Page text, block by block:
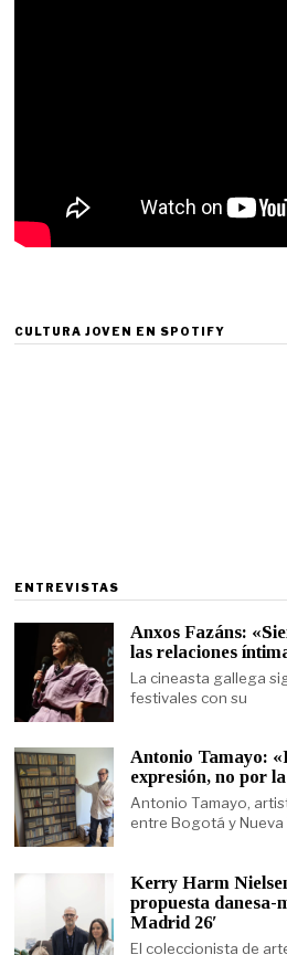
CULTURA JOVEN EN SPOTIFY
ENTREVISTAS
Anxos Fazáns:
las relaciones
La cineasta gallega
festivales con su
Antonio Tamayo:
expresión, no por
Antonio Tamayo,
entre Bogotá y Nueva
Kerry Harm
propuesta
Madrid 26′
El coleccionista de